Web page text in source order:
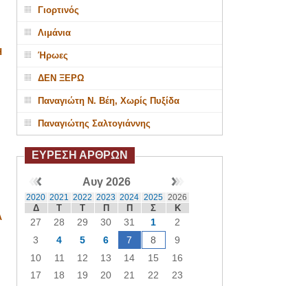
Γιορτινός
Λιμάνια
Ήρωες
ΔΕΝ ΞΕΡΩ
Παναγιώτη Ν. Βέη, Χωρίς Πυξίδα
Παναγιώτης Σαλτογιάννης
ΕΥΡΕΣΗ ΑΡΘΡΩΝ
Αυγ 2026
2020 2021 2022 2023 2024 2025 2026
Δ Τ Τ Π Π Σ Κ
27 28 29 30 31 1
2
3
4 5 6 7 8
9
10
11 12 13 14 15
16
17
18 19 20 21 22
23